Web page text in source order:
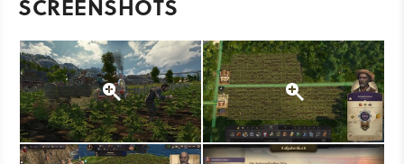
SCREENSHOTS